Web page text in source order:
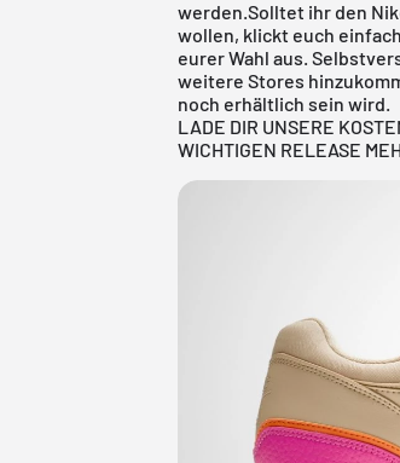
werden.Solltet ihr den
wollen, klickt euch
eurer Wahl aus.
weitere Stores
noch erhältlich sein wird.
LADE DIR UNSERE
WICHTIGEN RELEASE